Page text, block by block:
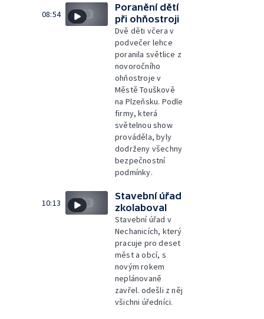
08:54
Poranění dětí
při ohňostroji
Dvě děti včera v
podvečer lehce
poranila světlice z
novoročního
ohňostroje v
Městě Touškově
na Plzeňsku. Podle
firmy, která
světelnou show
prováděla, byly
dodrženy všechny
bezpečnostní
podmínky.
10:13
Stavební úřad
zkolaboval
Stavební úřad v
Nechanicích, který
pracuje pro deset
měst a obcí, s
novým rokem
neplánovaně
zavřel. odešli z něj
všichni úředníci.